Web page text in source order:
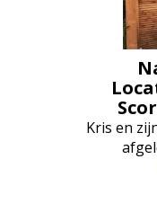
Kris en